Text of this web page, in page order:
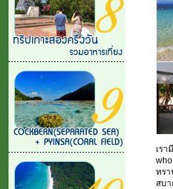
เร
ทรา
สบา